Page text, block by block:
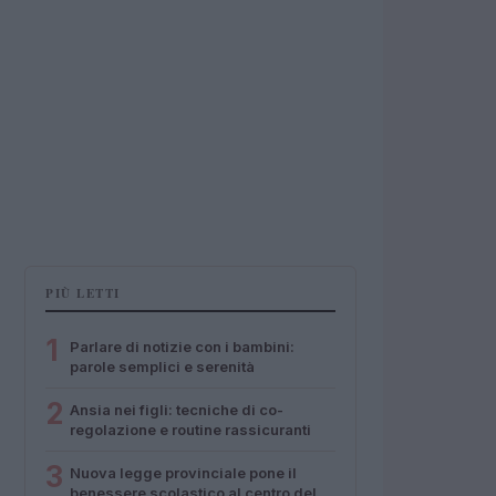
PIÙ LETTI
1
Parlare di notizie con i bambini:
parole semplici e serenità
2 Ansia nei figli: tecniche di co-
regolazione e routine rassicuranti
3 Nuova legge provinciale pone il